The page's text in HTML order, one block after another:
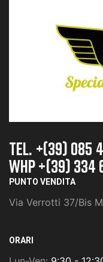
TEL. +(39) 085
whp +(39) 334
PUNTO VENDITA
Via Verrotti 37/Bis
ORARI